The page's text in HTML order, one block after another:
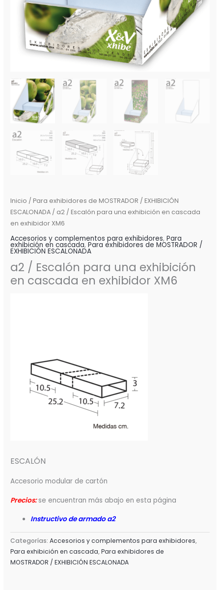
Inicio / Para exhibidores de MOSTRADOR / EXHIBICIÓN
ESCALONADA / a2 / Escalón para una exhibición en cascada
en exhibidor XM6
Accesorios y complementos para exhibidores,Para
exhibición en cascada,Para exhibidores de MOSTRADOR /
EXHIBICIÓN ESCALONADA
a2 / Escalón para una exhibición
en cascada en exhibidor XM6
ESCALÓN
Accesorio modular de cartón
Precios:se encuentran más abajo en esta página
Instructivo de armado a2
Categorías:Accesorios y complementos para exhibidores,
Para exhibición en cascada,Para exhibidores de
MOSTRADOR / EXHIBICIÓN ESCALONADA